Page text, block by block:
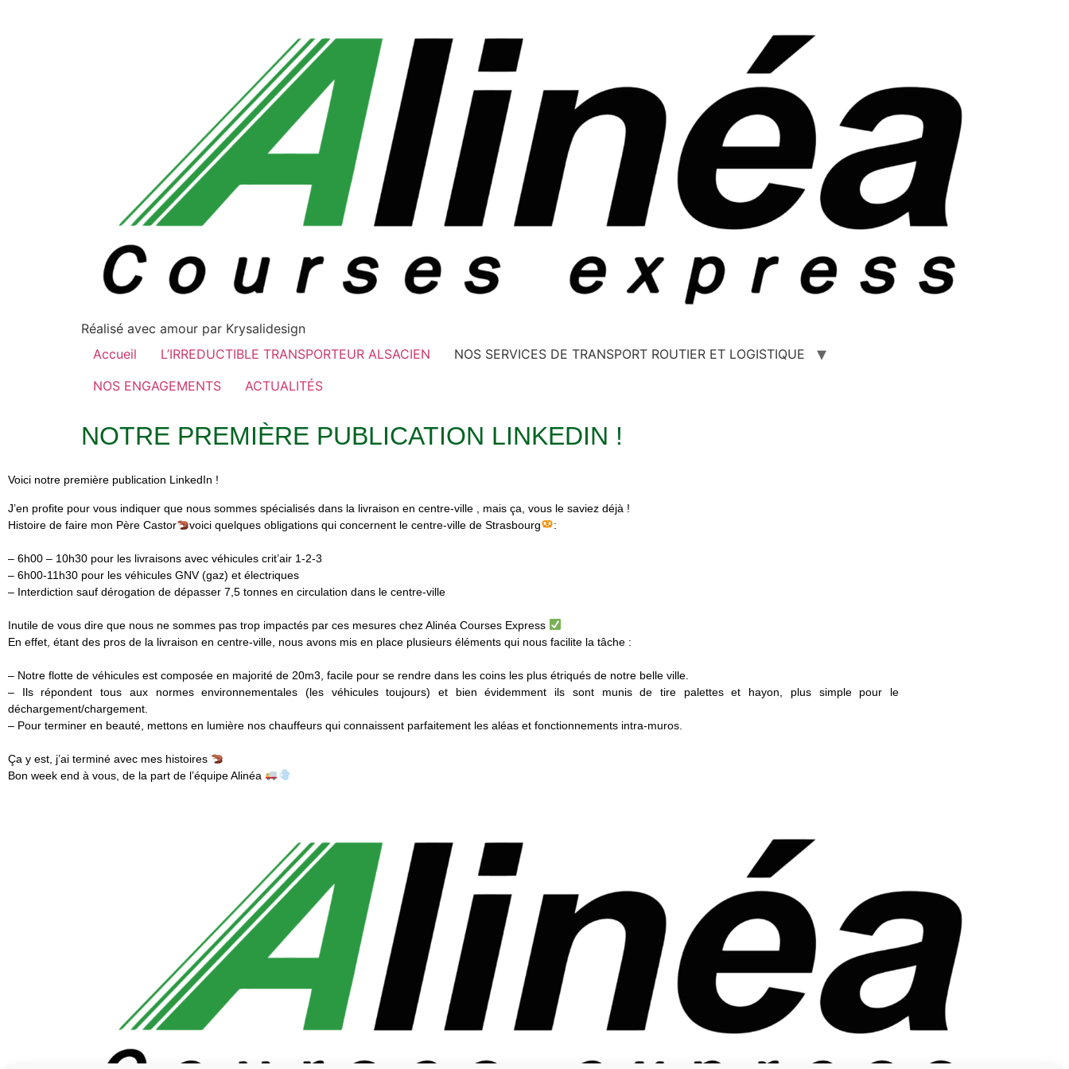
Réalisé avec amour par Krysalidesign
Accueil
L’IRREDUCTIBLE TRANSPORTEUR ALSACIEN
NOS SERVICES DE TRANSPORT ROUTIER ET LOGISTIQUE
NOS ENGAGEMENTS
ACTUALITÉS
NOTRE PREMIÈRE PUBLICATION LINKEDIN !
Voici notre première publication LinkedIn !
J’en profite pour vous indiquer que nous sommes spécialisés dans la livraison en centre-ville , mais ça, vous le saviez déjà !
Histoire de faire mon Père Castor
voici quelques obligations qui concernent le centre-ville de Strasbourg :
– 6h00 – 10h30 pour les livraisons avec véhicules crit’air 1-2-3
– 6h00-11h30 pour les véhicules GNV (gaz) et électriques
– Interdiction sauf dérogation de dépasser 7,5 tonnes en circulation dans le centre-ville
Inutile de vous dire que nous ne sommes pas trop impactés par ces mesures chez Alinéa Courses Express
En effet, étant des pros de la livraison en centre-ville, nous avons mis en place plusieurs éléments qui nous facilite la tâche :
– Notre flotte de véhicules est composée en majorité de 20m3, facile pour se rendre dans les coins les plus étriqués de notre belle ville.
– Ils répondent tous aux normes environnementales (les véhicules toujours) et bien évidemment ils sont munis de tire palettes et hayon, plus simple pour le
déchargement/chargement.
– Pour terminer en beauté, mettons en lumière nos chauffeurs qui connaissent parfaitement les aléas et fonctionnements intra-muros.
Ça y est, j’ai terminé avec mes histoires
Bon week end à vous, de la part de l’équipe Alinéa